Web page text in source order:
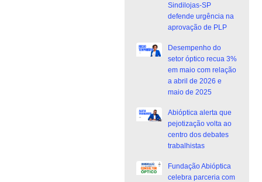
Sindilojas-SP
defende urgência na
aprovação de PLP
Desempenho do
setor óptico recua 3%
em maio com relação
a abril de 2026 e
maio de 2025
Abióptica alerta que
pejotização volta ao
centro dos debates
trabalhistas
Fundação Abióptica
celebra parceria com